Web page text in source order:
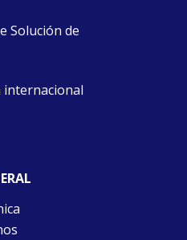
Solución de
internacional